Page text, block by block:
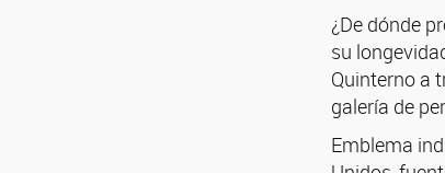
¿De dónde
su
Quinterno a
galería de
Emblema